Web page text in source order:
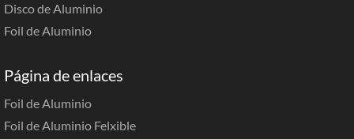
Disco de Aluminio
Foil de Aluminio
Página de enlaces
Foil de Aluminio
Foil de Aluminio Felxible